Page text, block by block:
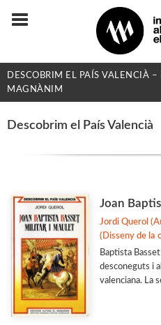
DESCOBRIM EL PAÍS VALENCIÀ
MAGNÀNIM
COL·LECCIONS
Arquitectura y Urbanismo
Arxius i Documents
Biblioteca d'Autors Teatrals
Biblioteca d'Autors Valencians
Biblioteca de Filologia
Biografia
Descobrim el País Valencià
Joan
Jordi Querol
(Disseny de la
Baptista
desconeguts i
valenciana. La